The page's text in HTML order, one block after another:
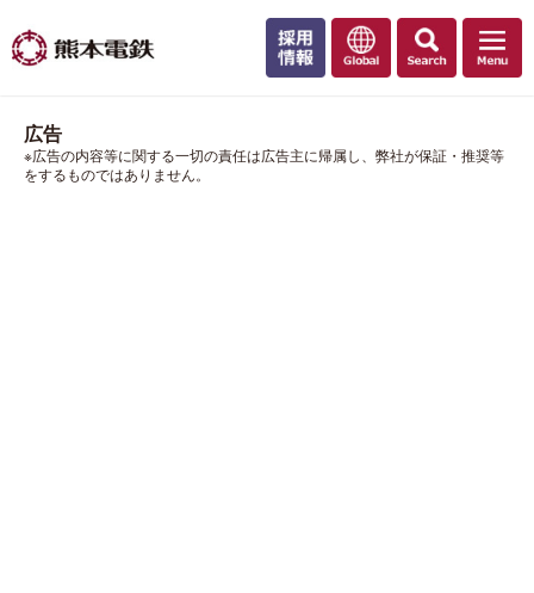
広告
※広告の内容等に関する一切の責任は広告主に帰属し、弊社が保証・推奨等
をするものではありません。